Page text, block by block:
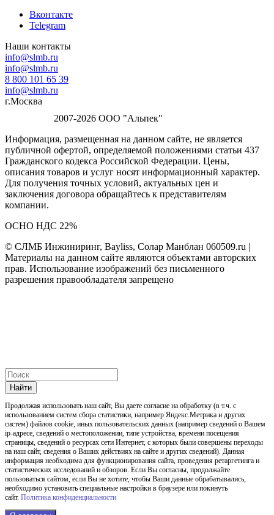
Вконтакте
Telegram
Наши контакты
info@slmb.ru
info@slmb.ru
8 800 101 65 39
info@slmb.ru
г.Москва
2007-2026 ООО "Альпек"
Информация, размещенная на данном сайте, не является
публичной офертой, определяемой положениями статьи 437
Гражданского кодекса Российской Федерации. Цены,
описания товаров и услуг носят информационный характер.
Для получения точных условий, актуальных цен и
заключения договора обращайтесь к представителям
компании.
ОСНО НДС 22%
© СЛМБ Инжиниринг, Bayliss, Солар Манблан 060509.ru |
Материалы на данном сайте являются объектами авторских
прав. Использование изображений без письменного
разрешения правообладателя запрещено
Найти
Продолжая использовать наш cайт, Вы даете согласие на обработку (в т.ч. с
использованием систем сбора статистики, например Яндекс.Метрика и других
систем) файлов cookie, иных пользовательских данных (например сведений о Вашем
ip-адресе, сведений о местоположении, типе устройства, времени посещения
страницы, сведений о ресурсах сети Интернет, с которых были совершены переходы
на наш сайт, сведения о Ваших действиях на сайте и других сведений). Данная
информация необходима для функционирования сайта, проведения ретаргетинга и
статистических исследований и обзоров. Если Вы согласны, продолжайте
пользоваться сайтом, если Вы не хотите, чтобы Ваши данные обрабатывались,
необходимо установить специальные настройки в браузере или покинуть
сайт. Политика конфиденциальности